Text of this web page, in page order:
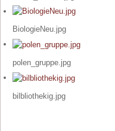
BiologieNeu.jpg
polen_gruppe.jpg
bilbliothekig.jpg